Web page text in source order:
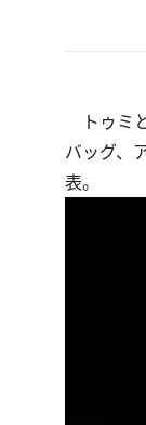
トゥミ
バッグ、
表。